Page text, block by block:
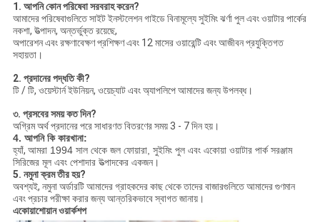
1. আপনি কোন পরিষেবা সরবরাহ করেন?
আমাদের পরিষেবাগুলিতে সাইট ইনস্টলেশন গাইডে বিনামূল্যে সুইমিং ঝর্ণা পুল এবং ওয়াটার পার্কের
নকশা, উত্পাদন, অন্তর্ভুক্ত রয়েছে,
অপারেশন এবং রক্ষণাবেক্ষণ প্রশিক্ষণ এবং 12 মাসের ওয়ারেন্টি এবং আজীবন প্রযুক্তিগত
সহায়তা।
2. প্রদানের পদ্ধতি কী?
টি / টি, ওয়েস্টার্ন ইউনিয়ন, ওয়েচ্যাট এবং অ্যাপলিপে আমাদের জন্য উপলব্ধ।
৩. প্রসবের সময় কত দিন?
অগ্রিম অর্থ প্রদানের পরে সাধারণত বিতরণের সময় 3 - 7 দিন হয়।
4. আপনি কি কারখানা:
হ্যাঁ, আমরা 1994 সাল থেকে জল ফোয়ারা, সুইমিং পুল এবং একোয়া ওয়াটার পার্ক সরঞ্জাম
সিরিজের মূল এবং পেশাদার উত্পাদকের একজন।
5. নমুনা ক্রম তীর হয়?
অবশ্যই, নমুনা অর্ডারটি আমাদের গ্রাহকদের কাছ থেকে তাদের বাজারগুলিতে আমাদের গুণমান
এবং প্রচার পরীক্ষা করার জন্য আন্তরিকভাবে স্বাগত জানায়।
একোয়াশোয়ান ওয়ার্কশপ